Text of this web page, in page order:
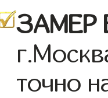
ЗАМЕР
точно